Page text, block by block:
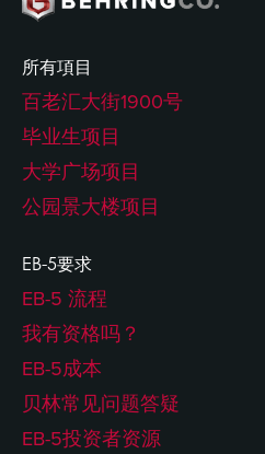
所有項目
百老汇大街1900号
毕业生项目
大学广场项目
公园景大楼项目
EB-5要求
EB-5 流程
我有资格吗？
EB-5成本
贝林常见问题答疑
EB-5投资者资源